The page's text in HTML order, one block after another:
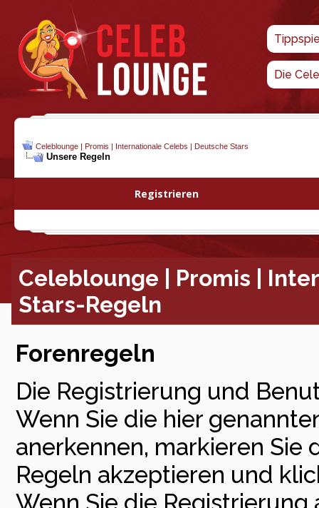
Die
Celeblounge | Promis | Internationale Celebs | Deutsche Stars
Unsere Regeln
Registrieren
Celeblounge | Promis |
Stars-Regeln
Forenregeln
Die Registrierung und
Wenn Sie die hier
anerkennen, markieren Sie
Regeln akzeptieren und